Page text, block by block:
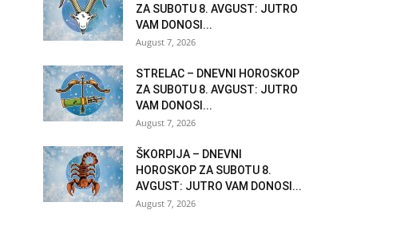
ZA SUBOTU 8. AVGUST: JUTRO
VAM DONOSI...
August 7, 2026
STRELAC – DNEVNI HOROSKOP
ZA SUBOTU 8. AVGUST: JUTRO
VAM DONOSI...
August 7, 2026
ŠKORPIJA – DNEVNI
HOROSKOP ZA SUBOTU 8.
AVGUST: JUTRO VAM DONOSI...
August 7, 2026